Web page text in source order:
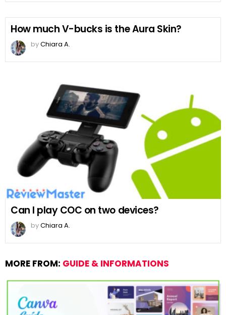
How much V-bucks is the Aura Skin?
byChiara A.
Can I play COC on two devices?
byChiara A.
MORE FROM: GUIDE & INFORMATIONS